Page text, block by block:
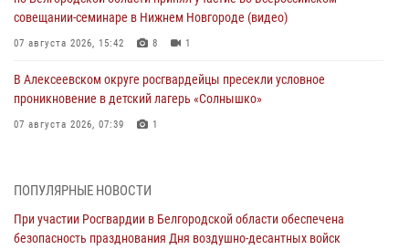
совещании-семинаре в Нижнем Новгороде (видео)
07 августа 2026, 15:42 8 1
В Алексеевском округе росгвардейцы пресекли условное
проникновение в детский лагерь «Солнышко»
07 августа 2026, 07:39 1
Подвиги героев‑росгвардейцев увековечили в новой музейной
ПОПУЛЯРНЫЕ НОВОСТИ
При участии Росгвардии в Белгородской области обеспечена
безопасность празднования Дня воздушно-десантных войск